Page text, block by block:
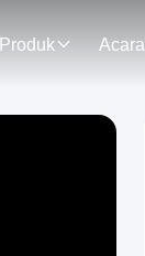
Produk Acara